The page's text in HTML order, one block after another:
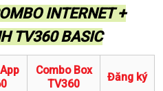
INTERNET +
TV360 BASIC
Combo Box
TV360
Đăng ký